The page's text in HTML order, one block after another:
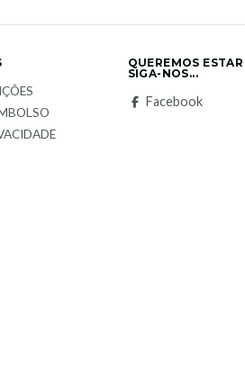
QUEREMOS
SIGA-NOS...
Facebook